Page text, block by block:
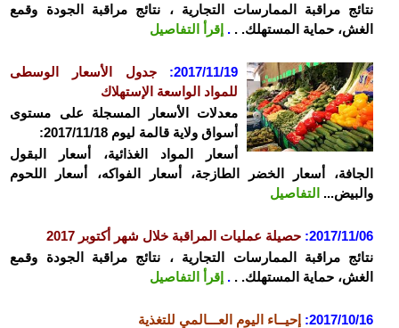
نتائج مراقبة الممارسات التجارية ، نتائج مراقبة الجودة وقمع
الغش، حماية المستهلك. . . إقرأ التفاصيل
2017/11/19:
جدول الأسعار الوسطى
للمواد الواسعة الإستهلاك
معدلات الأسعار المسجلة على مستوى
أسواق ولاية قالمة ليوم 2017/11/18:
أسعار المواد الغذائية، أسعار البقول
الجافة، أسعار الخضر الطازجة، أسعار الفواكه، أسعار اللحوم
والبيض... التفاصيل
2017/11/06
: حصيلة عمليات المراقبة خلال شهر أكتوبر 2017
نتائج مراقبة الممارسات التجارية ، نتائج مراقبة الجودة وقمع
الغش، حماية المستهلك. . . إقرأ التفاصيل
2017/10/16:
إحيــاء اليوم العـــالمي للتغذية